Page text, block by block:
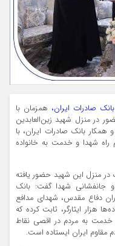
صادرات ایران، همزمان با
در منزل شهید زین‌العابدین
بانک صادرات ایران، با
راه شهدا و خدمت به خانواده
منزل این شهید حضور یافته
جانفشانی شهدا گفت: بانک
تقدیم بیش از ۹۶ شهید دوران دفاع مقدس، شهدای مدافع
ایثارگر، ثابت کرده که
کشور و خدمت به مردم در اقصی نقاط
مقاوم ایران ایستاده است.